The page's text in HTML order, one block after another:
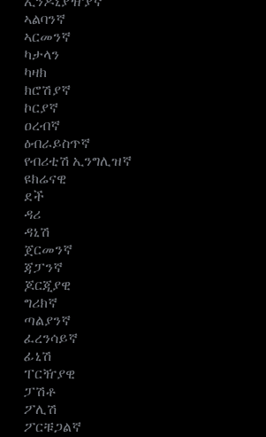
ኣልባንኛ
ኣርመንኛ
ካታላን
ካዛክ
ክሮሽያኛ
ኮርያኛ
ዐረብኛ
ዕብራይስጥኛ
የብሪቲሽ ኢንግሊዝኛ
ዩክሬናዊ
ደች
ዳሪ
ዳኒሽ
ጀርመንኛ
ጃፓንኛ
ጆርጂያዊ
ግሪክኛ
ጣልያንኛ
ፈረንሳይኛ
ፊኒሽ
ፐርዥያዊ
ፓሽቶ
ፖሊሽ
ፖርቹጋልኛ